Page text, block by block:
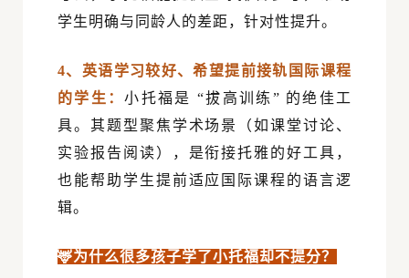
学生明确与同龄人的差距，针对性提升。
4、英语学习较好、希望提前接轨国际课程
的学生：小托福是 “拔高训练” 的绝佳工
具。其题型聚焦学术场景（如课堂讨论、
实验报告阅读），是衔接托雅的好工具，
也能帮助学生提前适应国际课程的语言逻
辑。
🦌为什么很多孩子学了小托福却不提分？